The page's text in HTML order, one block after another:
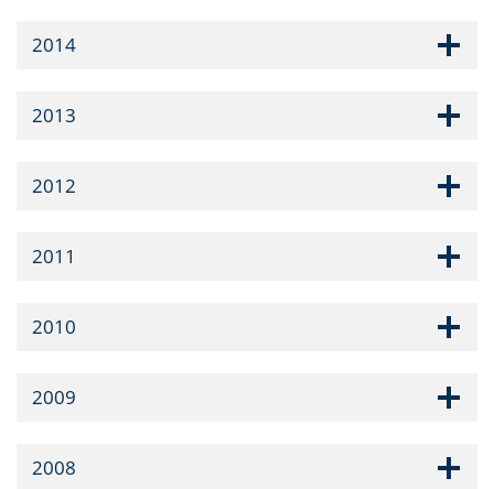
2014
2013
2012
2011
2010
2009
2008